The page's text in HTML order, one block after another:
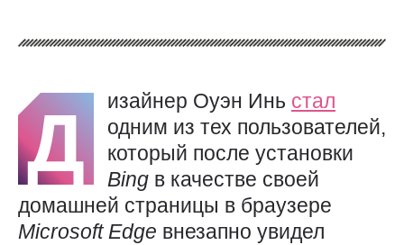
Д изайнер Оуэн Инь стал
одним из тех пользователей,
который после установки
Bing в качестве своей
домашней страницы в браузере
Microsoft Edge внезапно увидел